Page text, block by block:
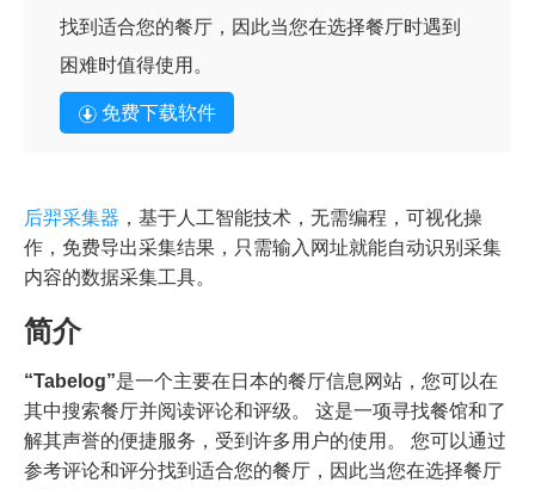
找到适合您的餐厅，因此当您在选择餐厅时遇到
困难时值得使用。
免费下载软件
后羿采集器 ，基于人工智能技术，无需编程，可视化操
作，免费导出采集结果，只需输入网址就能自动识别采集
内容的数据采集工具。
简介
“Tabelog”是一个主要在日本的餐厅信息网站，您可以在
其中搜索餐厅并阅读评论和评级。 这是一项寻找餐馆和了
解其声誉的便捷服务，受到许多用户的使用。 您可以通过
参考评论和评分找到适合您的餐厅，因此当您在选择餐厅